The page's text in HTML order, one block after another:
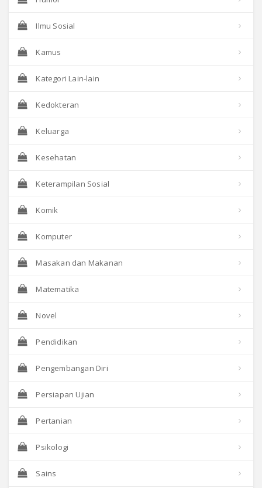
Ilmu Sosial
Kamus
Kategori Lain-lain
Kedokteran
Keluarga
Kesehatan
Keterampilan Sosial
Komik
Komputer
Masakan dan Makanan
Matematika
Novel
Pendidikan
Pengembangan Diri
Persiapan Ujian
Pertanian
Psikologi
Sains